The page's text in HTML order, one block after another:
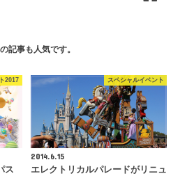
記事も人気です。
2017
ス
スペシャルイベント
2014.6.15
エレクトリカルパレードがリニュ